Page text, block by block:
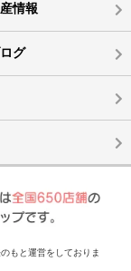
情報
グ
もと運営をしておりま